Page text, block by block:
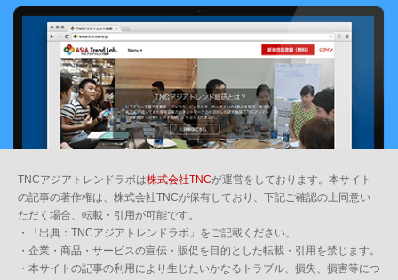
TNCアジアトレンドラボは株式会社TNCが運営をしております。本サイト
の記事の著作権は、株式会社TNCが保有しており、下記ご確認の上同意い
ただく場合、転載・引用が可能です。
・「出典：TNCアジアトレンドラボ」をご記載ください。
・企業・商品・サービスの宣伝・販促を目的とした転載・引用を禁じます。
・本サイトの記事の利用により生じたいかなるトラブル、損失、損害等につ